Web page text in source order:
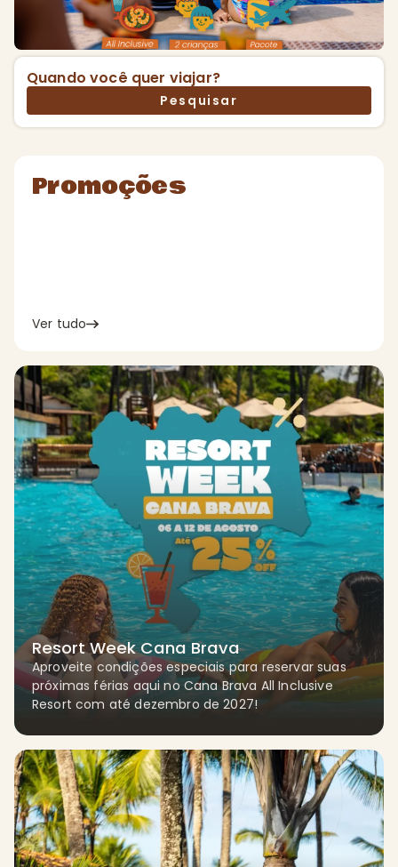
v
a
A
c
l
u
s
i
v
e
R
e
s
Quando você quer viajar?
Pesquisar
Promoções
Ver tudo
Resort Week Cana Brava
Aproveite condições especiais para reservar suas
próximas férias aqui no Cana Brava All Inclusive
Resort com até dezembro de 2027!